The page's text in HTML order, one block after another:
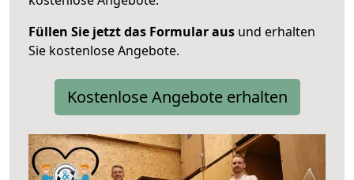
Füllen Sie jetzt das Formular aus und erhalten
Sie kostenlose Angebote.
Kostenlose Angebote erhalten